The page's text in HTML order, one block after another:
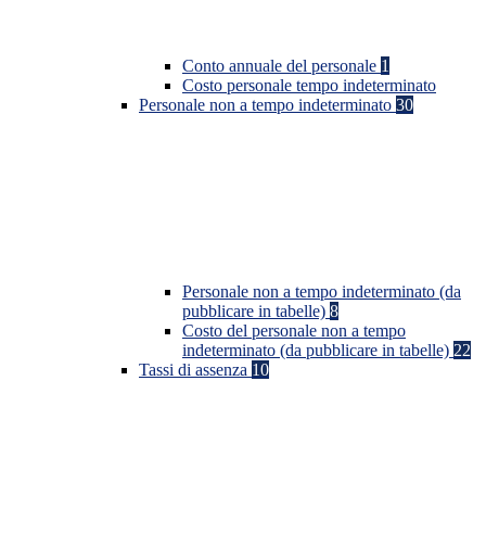
Conto annuale del personale 1
Costo personale tempo indeterminato
Personale non a tempo indeterminato 30
Personale non a tempo indeterminato (da
pubblicare in tabelle) 8
Costo del personale non a tempo
indeterminato (da pubblicare in tabelle) 22
Tassi di assenza 10